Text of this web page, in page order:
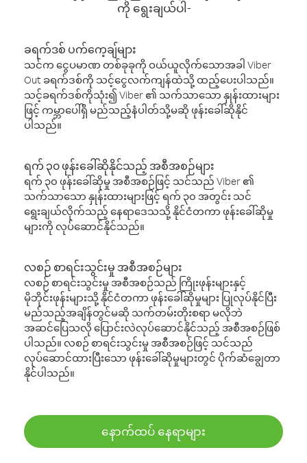
ကို ရွေးချယ်ပါ-
ခရက်ဒစ် ပက်ကေ့ချ်များ
သင်က ငွေပမာဏ တစ်ခုခုကို ဝယ်ယူလိုက်သောအခါ Viber
Out ခရက်ဒစ်ကို သင့်ငွေလက်ကျန်ထဲသို့ ထည့်ပေးပါသည်။
သင့်ခရက်ဒစ်ကိုသုံး၍ Viber ၏ သက်သာသော နှုန်းထားများ
ဖြင့် ကမ္ဘာပေါ်ရှိ မည်သည့်နံပါတ်သို့မဆို ဖုန်းခေါ်ဆိုနိုင်
ပါသည်။
ရက် ၃၀ ဖုန်းခေါ်ဆိုနိုင်သည့် အစီအစဉ်များ
ရက် ၃၀ ဖုန်းခေါ်ဆိုမှု အစီအစဉ်ဖြင့် သင်သည် Viber ၏
သက်သာသော နှုန်းထားများဖြင့် ရက် ၃၀ အတွင်း သင်
ရွေးချယ်လိုက်သည့် နေရာဒေသသို့ နိုင်ငံတကာ ဖုန်းခေါ်ဆိုမှု
များကို လုပ်ဆောင်နိုင်သည်။
လစဉ် စာရင်းသွင်းမှု အစီအစဉ်များ
လစဉ် စာရင်းသွင်းမှု အစီအစဉ်သည် ကြိုးဖုန်းများနှင့်
မိုဘိုင်းဖုန်းများသို့ နိုင်ငံတကာ ဖုန်းခေါ်ဆိုမှုများ ပြုလုပ်နိုင်ပြီး
မည်သည့်အချိန်တွင်မဆို သက်တမ်းတိုးစရာ မလိုဘဲ
အဆင်ပြေသလို ပြောင်းလဲလုပ်ဆောင်နိုင်သည့် အစီအစဉ်ဖြစ်
ပါသည်။ လစဉ် စာရင်းသွင်းမှု အစီအစဉ်ဖြင့် သင်သည်
လုပ်ဆောင်ထားပြီးသော ဖုန်းခေါ်ဆိုမှုများတွင် ပိုက်ဆံချွေတာ
နိုင်ပါသည်။
နောက်ထပ် နေရာများ